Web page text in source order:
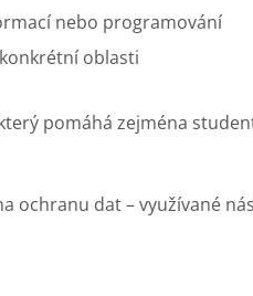
nebo programování
oblasti
pomáhá zejména
ochranu dat – využívané